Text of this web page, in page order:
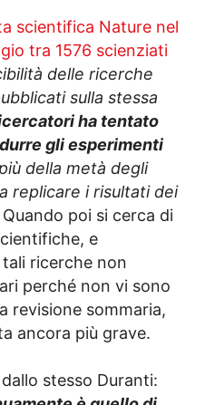
scientifica Nature nel
tra 1576 scienziati
delle ricerche
sulla stessa
ha tentato
gli esperimenti
della metà degli
replicare i risultati dei
Quando poi si cerca di
e
ricerche non
perché non vi sono
revisione sommaria,
ancora più grave.
stesso Duranti: